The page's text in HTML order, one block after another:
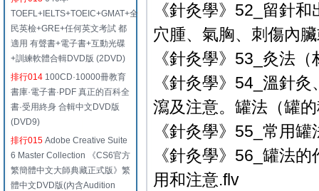
TOEFL+IELTS+TOEIC+GMAT+全
民英檢+GRE+任何英文考試 都
適用 有聲書+電子書+互動光碟
+訓練軟體合輯DVD版 (2DVD)
排行014 100CD·10000冊教育
書庫·電子書·PDF 真正的百科全
書·受用終身 合輯中文DVD版
(DVD9)
排行015 Adobe Creative Suite
6 Master Collection 《CS6官方
繁簡體中文大師典藏正式版》繁
體中文DVD版(內含Audition
《針灸學》52_留針
穴腫、氣胸、刺傷內
《針灸學》53_灸法
《針灸學》54_溫針
瀉及注意。罐法（罐
《針灸學》55_常用
《針灸學》56_罐法
用和注意.flv